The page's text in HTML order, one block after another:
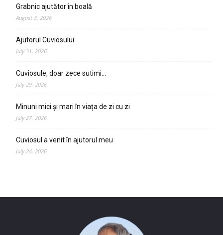
Grabnic ajutător în boală
August 3, 2026
Ajutorul Cuviosului
July 31, 2026
Cuviosule, doar zece sutimi…
July 29, 2026
Minuni mici și mari în viața de zi cu zi
July 27, 2026
Cuviosul a venit în ajutorul meu
July 24, 2026